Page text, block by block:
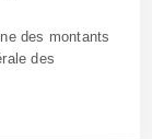
des montants
des